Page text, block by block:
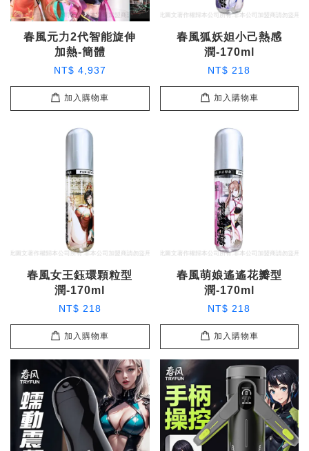
春風元力2代智能旋伸
加熱-簡體
NT$ 4,937
加入購物車
春風狐妖妲小己熱感
潤-170ml
NT$ 218
加入購物車
春風女王鈺環顆粒型
潤-170ml
NT$ 218
加入購物車
春風萌娘遙遙花瓣型
潤-170ml
NT$ 218
加入購物車